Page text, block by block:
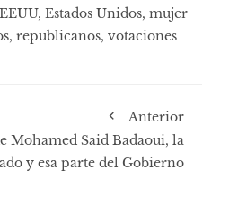
, Estados Unidos, mujer
, republicanos, votaciones
Anterior
Mohamed Said Badaoui, la
y esa parte del Gobierno